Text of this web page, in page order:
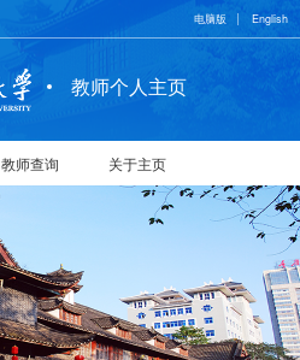
电脑版 English
教师个人主页
教师查询 关于主页